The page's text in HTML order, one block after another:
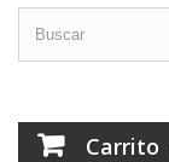
Carrito